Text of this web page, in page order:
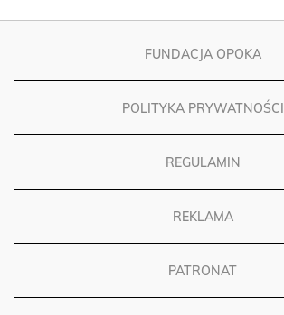
FUNDACJA OPOKA
POLITYKA PRYWATNOŚCI
REGULAMIN
REKLAMA
PATRONAT